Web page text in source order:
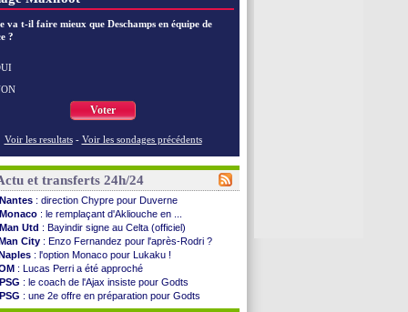
va t-il faire mieux que Deschamps en équipe de
?
Voter
Voir les resultats - Voir les sondages précédents
et transferts 24h/24
Nantes : direction Chypre pour Duverne
Monaco : le remplaçant d'Akliouche en ...
Man Utd : Bayindir signe au Celta (officiel)
City : Enzo Fernandez pour l'après-Rodri ?
: l'option Monaco pour Lukaku !
: Lucas Perri a été approché
PSG : le coach de l'Ajax insiste pour Godts
PSG : une 2e offre en préparation pour Godts
Francfort: Dina Ebimbe signe à Schalke (off.)